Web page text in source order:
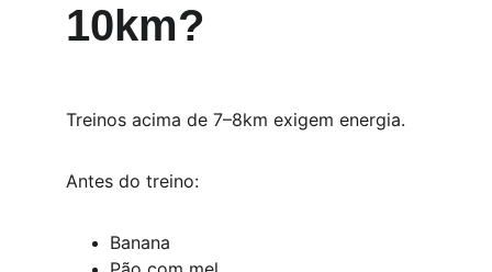
10km?
Treinos acima de 7–8km exigem energia.
Antes do treino:
Banana